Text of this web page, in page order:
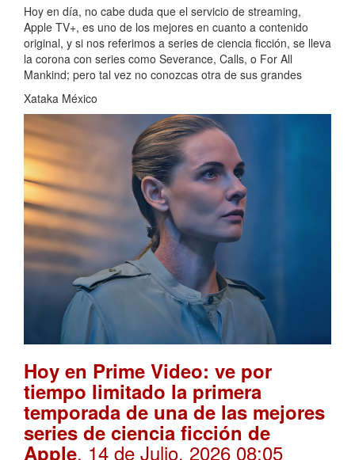
Hoy en día, no cabe duda que el servicio de streaming,
Apple TV+, es uno de los mejores en cuanto a contenido
original, y si nos referimos a series de ciencia ficción, se lleva
la corona con series como Severance, Calls, o For All
Mankind; pero tal vez no conozcas otra de sus grandes
Xataka México
Hoy en Prime Video: ve por
tiempo limitado la primera
temporada de una de las mejores
series de ciencia ficción de
Apple. 14 de Julio, 2026 08:05